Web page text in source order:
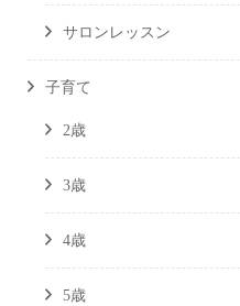
サロンレッスン
子育て
2歳
3歳
4歳
5歳